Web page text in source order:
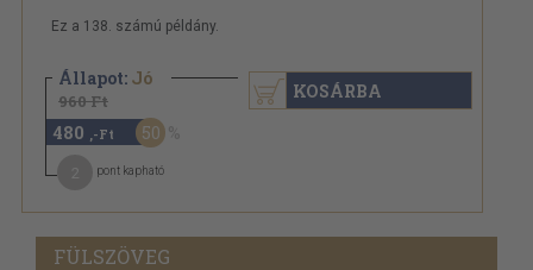
Ez a 138. számú példány.
Állapot: Jó
960 Ft
480 ,-Ft 50
pont kapható
KOSÁRBA
FÜLSZÖVEG